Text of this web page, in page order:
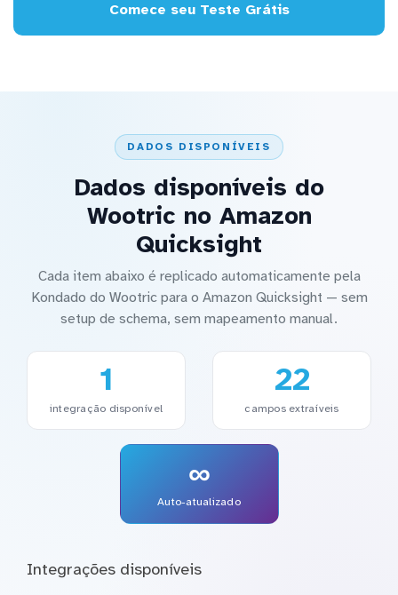
Comece seu Teste Grátis
DADOS DISPONÍVEIS
Dados disponíveis do
Wootric no Amazon
Quicksight
Cada item abaixo é replicado automaticamente pela
Kondado do Wootric para o Amazon Quicksight — sem
setup de schema, sem mapeamento manual.
1
integração disponível
22
campos extraíveis
∞
Auto-atualizado
Integrações disponíveis